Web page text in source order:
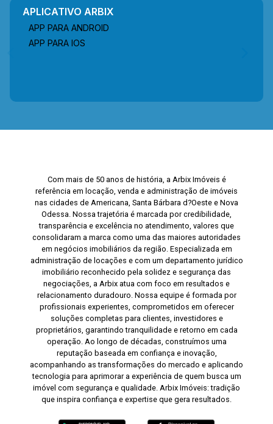
APLICATIVO ARBIX
APP PARA ANDROID
APP PARA IOS
Com mais de 50 anos de história, a Arbix Imóveis é
referência em locação, venda e administração de imóveis
nas cidades de Americana, Santa Bárbara d?Oeste e Nova
Odessa. Nossa trajetória é marcada por credibilidade,
transparência e excelência no atendimento, valores que
consolidaram a marca como uma das maiores autoridades
em negócios imobiliários da região. Especializada em
administração de locações e com um departamento jurídico
imobiliário reconhecido pela solidez e segurança das
negociações, a Arbix atua com foco em resultados e
relacionamento duradouro. Nossa equipe é formada por
profissionais experientes, comprometidos em oferecer
soluções completas para clientes, investidores e
proprietários, garantindo tranquilidade e retorno em cada
operação. Ao longo de décadas, construímos uma
reputação baseada em confiança e inovação,
acompanhando as transformações do mercado e aplicando
tecnologia para aprimorar a experiência de quem busca um
imóvel com segurança e qualidade. Arbix Imóveis: tradição
que inspira confiança e expertise que gera resultados.